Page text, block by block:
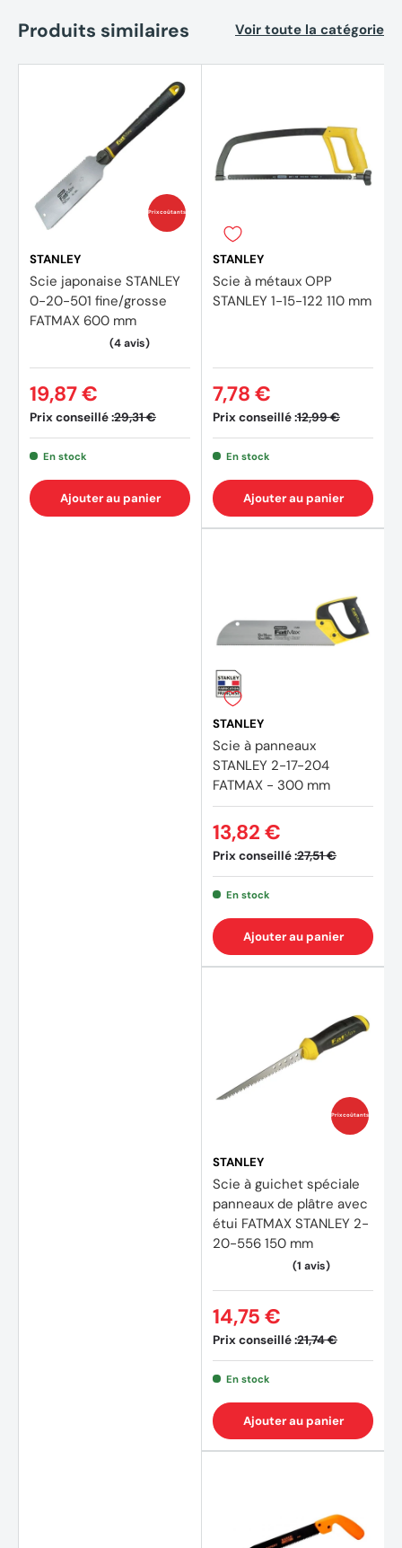
Produits similaires Voir toute la catégorie
Prix coûtants
STANLEY
Scie japonaise STANLEY
0-20-501 fine/grosse
FATMAX 600 mm
Prix conseillé :29,31 €
19,87 €
En stock
Ajouter au panier
STANLEY
Scie à métaux OPP
STANLEY 1-15-122 110 mm
Prix conseillé :12,99 €
7,78 €
En stock
Ajouter au panier
STANLEY
Scie à panneaux
STANLEY 2-17-204
FATMAX - 300 mm
Prix conseillé :27,51 €
13,82 €
En stock
Ajouter au panier
Prix coûtants
STANLEY
Scie à guichet spéciale
panneaux de plâtre avec
étui FATMAX STANLEY 2-
20-556 150 mm
Prix conseillé :21,74 €
14,75 €
En stock
Ajouter au panier